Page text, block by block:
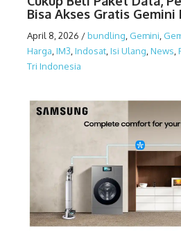
Bisa Akses Gratis Gemini
April 8, 2026 /bundling Gemini
Harga IM3 Indosat Isi Ulang News
Tri Indonesia